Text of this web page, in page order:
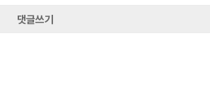
댓글쓰기